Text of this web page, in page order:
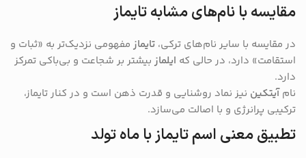
مقایسه با نام‌های مشابه تایماز
در مقایسه با سایر نام‌های ترکی، تایماز مفهومی نزدیک‌تر به «ثبات و
استقامت» دارد، در حالی که ایلماز بیشتر بر شجاعت و بی‌باکی تمرکز
دارد.
نامآیتکین نیز نماد روشنایی و قدرت ذهن است و در کنار تایماز،
ترکیبی پرانرژی و با اصالت می‌سازد.
تطبیق معنی اسم تایماز با ماه تولد